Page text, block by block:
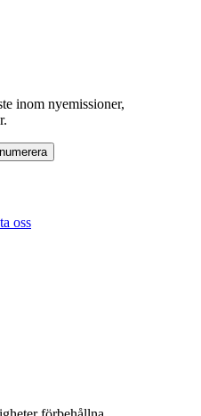
inom nyemissioner,
oss